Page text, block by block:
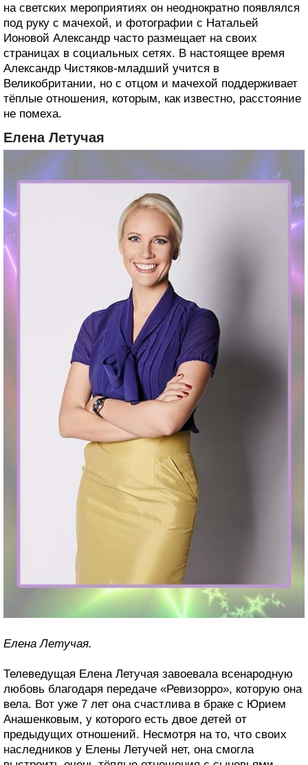
на светских мероприятиях он неоднократно появлялся
под руку с мачехой, и фотографии с Натальей
Ионовой Александр часто размещает на своих
страницах в социальных сетях. В настоящее время
Александр Чистяков-младший учится в
Великобритании, но с отцом и мачехой поддерживает
тёплые отношения, которым, как известно, расстояние
не помеха.
Елена Летучая
Елена Летучая.
Телеведущая Елена Летучая завоевала всенародную
любовь благодаря передаче «Ревизорро», которую она
вела. Вот уже 7 лет она счастлива в браке с Юрием
Анашенковым, у которого есть двое детей от
предыдущих отношений. Несмотря на то, что своих
наследников у Елены Летучей нет, она смогла